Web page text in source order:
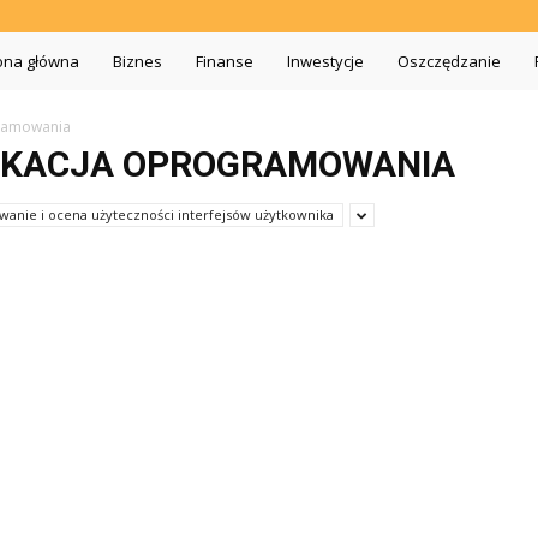
główna Biznes Finanse Inwestycje Oszczędzanie
OPROGRAMOWANIA
i ocena użyteczności interfejsów użytkownika